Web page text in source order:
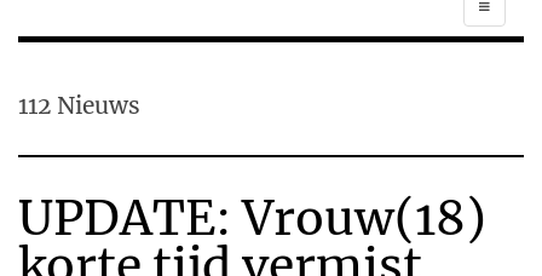
112 Nieuws
UPDATE: Vrouw(18)